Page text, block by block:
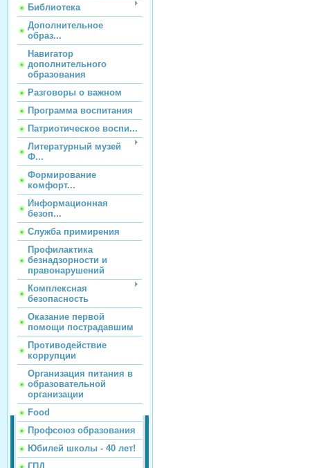
Библиотека
Дополнительное
образ...
Навигатор
дополнительного
образования
Разговоры о важном
Программа воспитания
Патриотическое воспи...
Литературный музей
Ф...
Формирование
комфорт...
Информационная
безоп...
Служба примирения
Профилактика
безнадзорности и
правонарушений
Комплексная
безопасность
Оказание первой
помощи пострадавшим
Противодействие
коррупции
Организация питания в
образовательной
организации
Food
Профсоюз образования
Юбилей школы - 40 лет!